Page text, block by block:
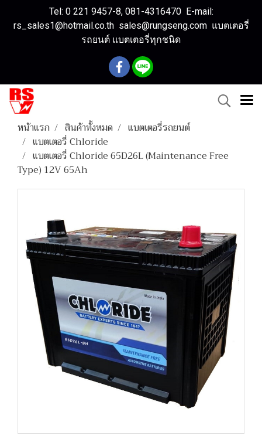
Tel: 0 221 9457-8, 081-4316470 E-mail:
rs_sales1@hotmail.co.th sales@rungseng.com แบตเตอรี่
รถยนต์ แบตเตอรี่ทุกชนิด
หน้าแรก สินค้าทั้งหมด
แบตเตอรี่รถยนต์
แบตเตอรี่ Chloride
แบตเตอรี่ Chloride 65D26L (Maintenance Free
Type) 12V 65Ah